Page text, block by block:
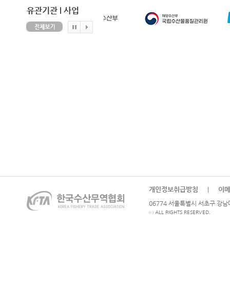
유관기관 l 사업
개인정보취급방침 이
06774 서울특별시 서초구 강
ⓒ ALL RIGHTS RESERVED.